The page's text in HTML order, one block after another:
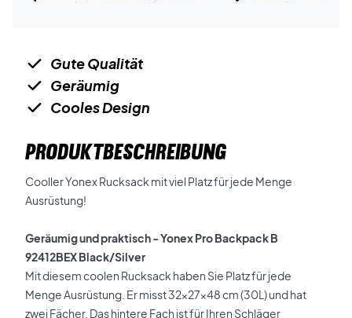
Gute Qualität
Geräumig
Cooles Design
PRODUKTBESCHREIBUNG
Cooller Yonex Rucksack mit viel Platz für jede Menge
Ausrüstung!
Geräumig und praktisch - Yonex Pro Backpack B
92412BEX Black/Silver
Mit diesem coolen Rucksack haben Sie Platz für jede
Menge Ausrüstung. Er misst 32x27x48 cm (30L) und hat
zwei Fächer. Das hintere Fach ist für Ihren Schläger